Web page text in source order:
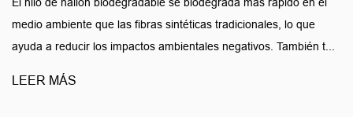
El hilo de nailon biodegradable se biodegrada más rápido en el
medio ambiente que las fibras sintéticas tradicionales, lo que
ayuda a reducir los impactos ambientales negativos. También t...
LEER MÁS